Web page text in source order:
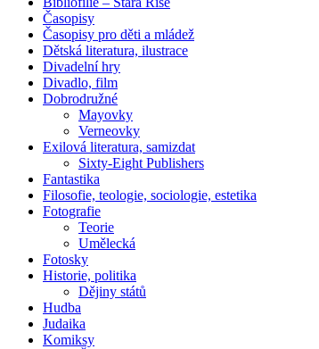
Časopisy
Časopisy pro děti a mládež
Dětská literatura, ilustrace
Divadelní hry
Divadlo, film
Dobrodružné
Mayovky
Verneovky
Exilová literatura, samizdat
Sixty-Eight Publishers
Fantastika
Filosofie, teologie, sociologie, estetika
Fotografie
Teorie
Umělecká
Fotosky
Historie, politika
Dějiny států
Hudba
Judaika
Komiksy